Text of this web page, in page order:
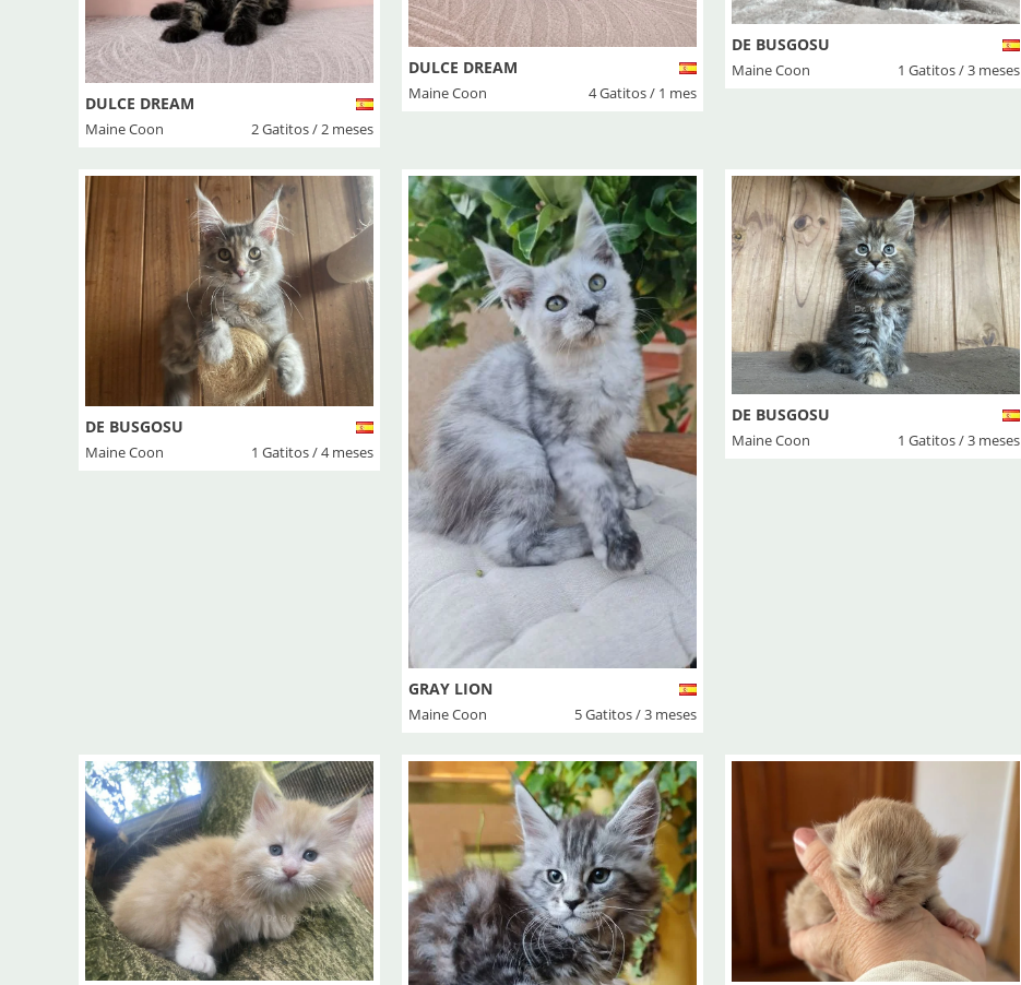
DULCE DREAM
Maine Coon 2 Gatitos / 2 meses
DULCE DREAM
Maine Coon 4 Gatitos / 1 mes
DE BUSGOSU
Maine Coon 1 Gatitos / 3 meses
DE BUSGOSU
Maine Coon 1 Gatitos / 4 meses
GRAY LION
Maine Coon 5 Gatitos / 3 meses
DE BUSGOSU
Maine Coon 1 Gatitos / 3 meses